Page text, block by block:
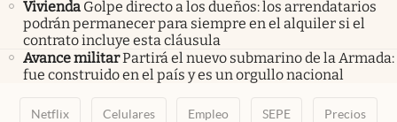
Vivienda Golpe directo a los dueños: los arrendatarios
podrán permanecer para siempre en el alquiler si el
contrato incluye esta cláusula
Avance militarPartirá el nuevo submarino de la Armada:
fue construido en el país y es un orgullo nacional
Netflix Celulares Empleo SEPE Precios